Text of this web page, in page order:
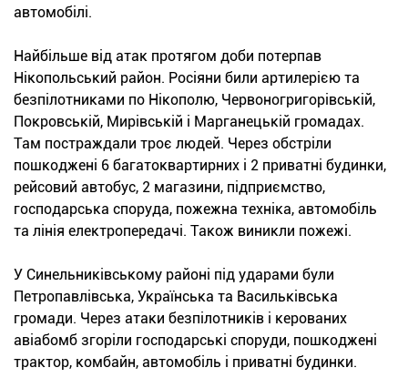
автомобілі.
Найбільше від атак протягом доби потерпав
Нікопольський район. Росіяни били артилерією та
безпілотниками по Нікополю, Червоногригорівській,
Покровській, Мирівській і Марганецькій громадах.
Там постраждали троє людей. Через обстріли
пошкоджені 6 багатоквартирних і 2 приватні будинки,
рейсовий автобус, 2 магазини, підприємство,
господарська споруда, пожежна техніка, автомобіль
та лінія електропередачі. Також виникли пожежі.
У Синельниківському районі під ударами були
Петропавлівська, Українська та Васильківська
громади. Через атаки безпілотників і керованих
авіабомб згоріли господарські споруди, пошкоджені
трактор, комбайн, автомобіль і приватні будинки.